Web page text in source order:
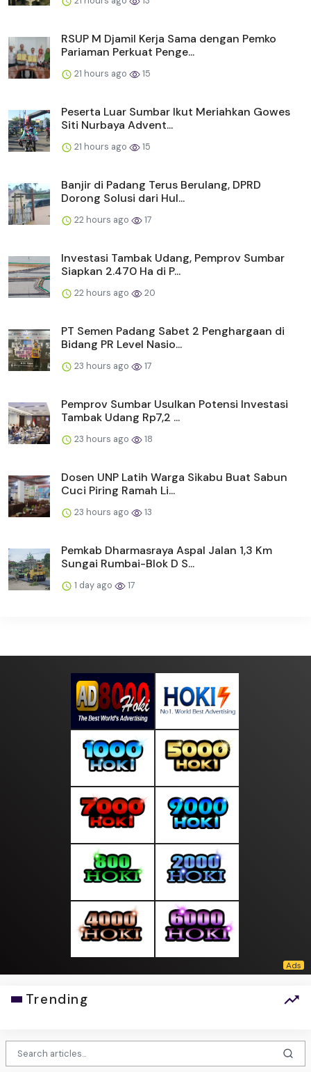
RSUP M Djamil Kerja Sama dengan Pemko
Pariaman Perkuat Penge...
21 hours ago 15
Peserta Luar Sumbar Ikut Meriahkan Gowes
Siti Nurbaya Advent...
21 hours ago 15
Banjir di Padang Terus Berulang, DPRD
Dorong Solusi dari Hul...
22 hours ago 17
Investasi Tambak Udang, Pemprov Sumbar
Siapkan 2.470 Ha di P...
22 hours ago 20
PT Semen Padang Sabet 2 Penghargaan di
Bidang PR Level Nasio...
23 hours ago 17
Pemprov Sumbar Usulkan Potensi Investasi
Tambak Udang Rp7,2 ...
23 hours ago 18
Dosen UNP Latih Warga Sikabu Buat Sabun
Cuci Piring Ramah Li...
23 hours ago 13
Pemkab Dharmasraya Aspal Jalan 1,3 Km
Sungai Rumbai-Blok D S...
1 day ago 17
Trending